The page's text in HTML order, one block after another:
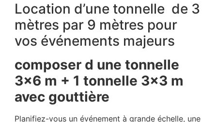
Location d’une tonnelle de 3
mètres par 9 mètres pour
vos événements majeurs
composer d une tonnelle
3×6 m + 1 tonnelle 3×3 m
avec gouttière
Planifiez-vous un événement à grande échelle, une